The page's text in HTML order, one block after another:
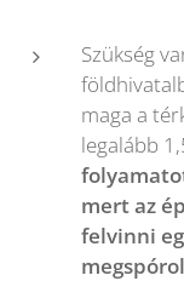
Szükség
maga a
legalább
mert az
felvinni